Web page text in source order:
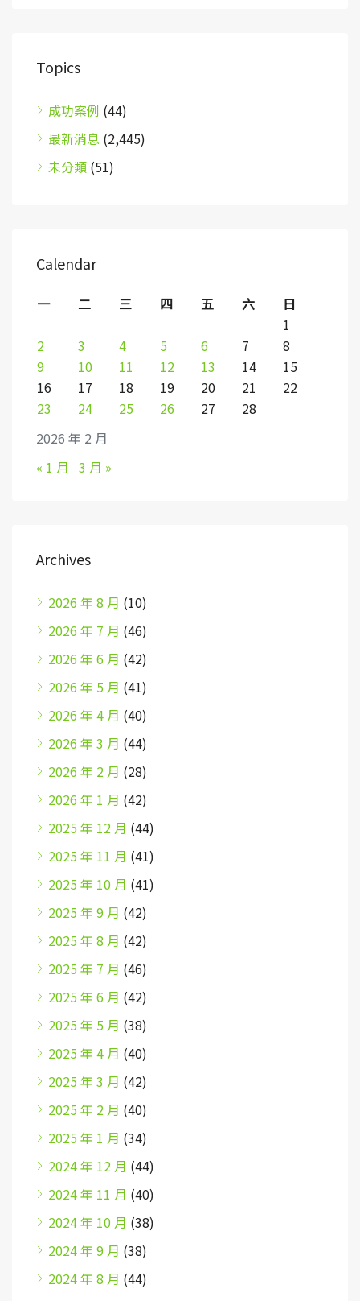
Topics
成功案例 (44)
最新消息 (2,445)
未分類 (51)
Calendar
2026 年 2 月
一 二 三 四 五 六
日
1
2
3 4 5 6 7
8
9
10 11 12 13 14
15
16
17 18 19 20 21
22
23
24 25 26 27 28
« 1 月 3 月 »
Archives
2026 年 8 月 (10)
2026 年 7 月 (46)
2026 年 6 月 (42)
2026 年 5 月 (41)
2026 年 4 月 (40)
2026 年 3 月 (44)
2026 年 2 月 (28)
2026 年 1 月 (42)
2025 年 12 月 (44)
2025 年 11 月 (41)
2025 年 10 月 (41)
2025 年 9 月 (42)
2025 年 8 月 (42)
2025 年 7 月 (46)
2025 年 6 月 (42)
2025 年 5 月 (38)
2025 年 4 月 (40)
2025 年 3 月 (42)
2025 年 2 月 (40)
2025 年 1 月 (34)
2024 年 12 月 (44)
2024 年 11 月 (40)
2024 年 10 月 (38)
2024 年 9 月 (38)
2024 年 8 月 (44)